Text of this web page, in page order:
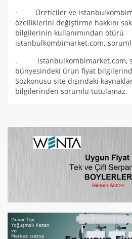
· Üreticiler ve
özelliklerini değiştirme hakkını
bilgilerinin kullanımından ötürü
istanbulkombimarket.com.
. istanbulkombimarket.com,
bünyesindeki ürün fiyat
Sözkonusu site dışındaki
bilgilerinden sorumlu tutulamaz.